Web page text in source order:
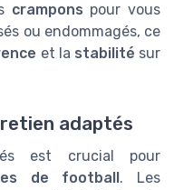
crampons pour vous
ou endommagés, ce
et la stabilité sur
adaptés
est crucial pour
de football . Les